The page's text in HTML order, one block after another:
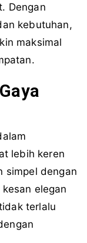
Dengan
kebutuhan,
maksimal
lebih keren
simpel dengan
elegan
terlalu